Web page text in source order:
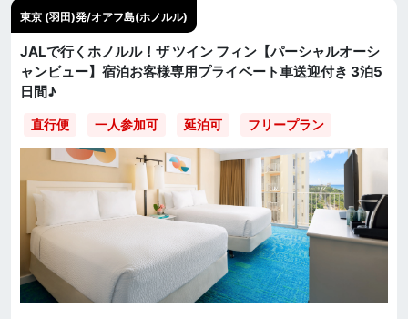
東京 (羽田)発/オアフ島(ホノルル)
JALで行くホノルル！ザ ツイン フィン【パーシャルオーシ
ャンビュー】宿泊お客様専用プライベート車送迎付き 3泊5
日間♪
直行便 一人参加可 延泊可 フリープラン